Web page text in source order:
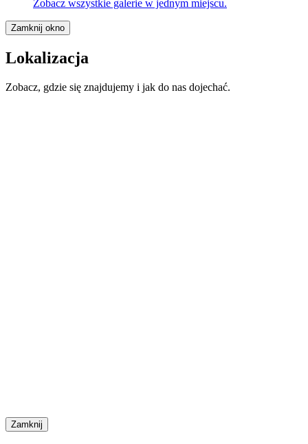
Zobacz wszystkie galerie w jednym miejscu.
Zamknij okno
Lokalizacja
Zobacz, gdzie się znajdujemy i jak do nas dojechać.
Zamknij